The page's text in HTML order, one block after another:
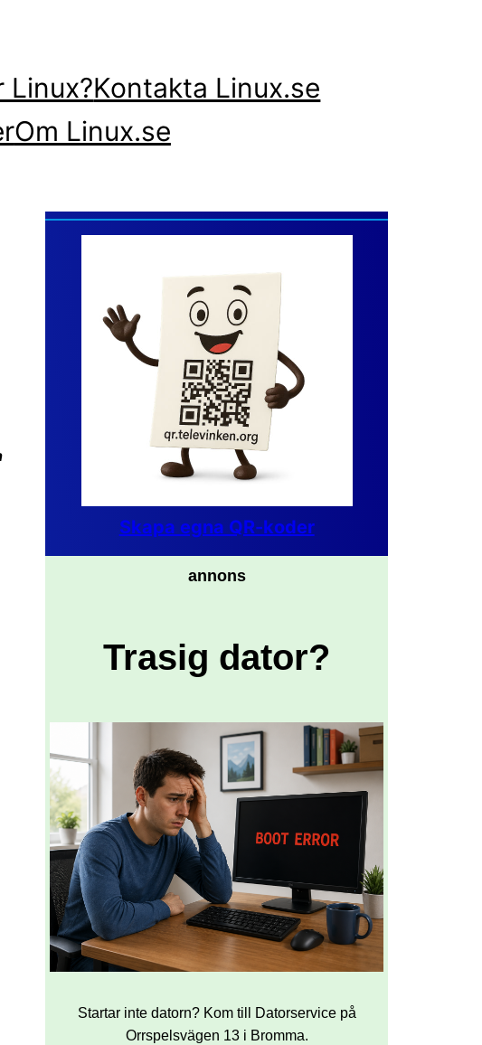
Linux?Kontakta Linux.se
Om Linux.se
Skapa egna QR-koder
annons
Trasig dator?
Startar inte datorn? Kom till Datorservice på
Orrspelsvägen 13 i Bromma.